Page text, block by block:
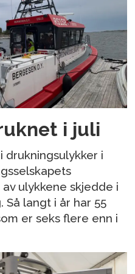
i juli
drukningsulykker i
ulykkene skjedde i
langt i år har 55
er seks flere enn i